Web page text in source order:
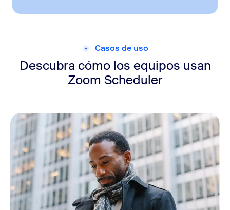
Casos de uso
Descubra cómo los equipos usan
Zoom Scheduler